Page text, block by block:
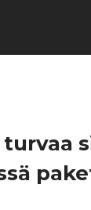
turvaa